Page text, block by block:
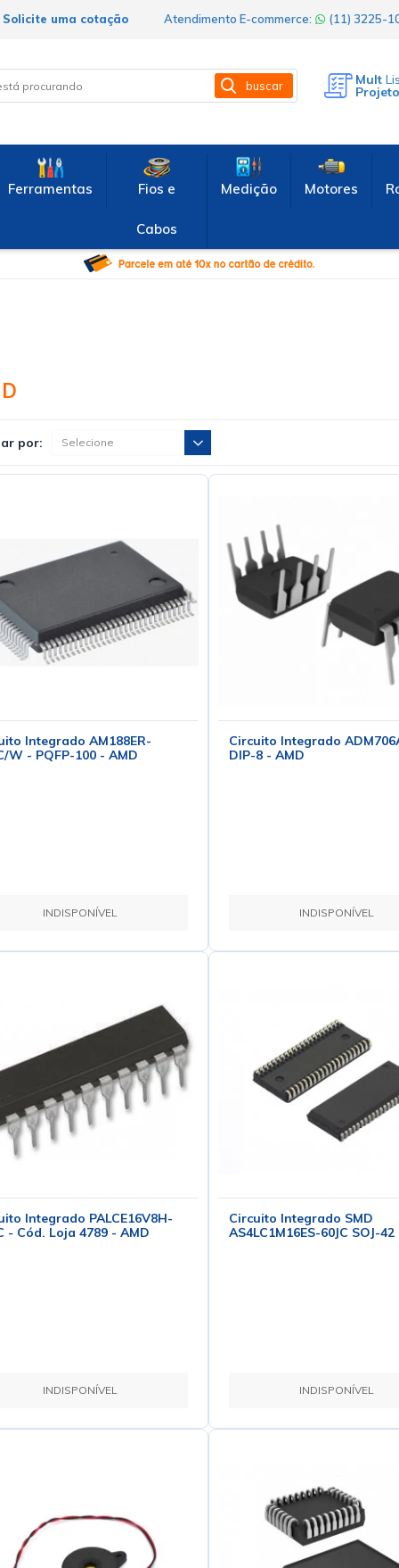
Atendimento E-commerce: (11) 3225-
Solicite uma cotação
buscar Mult
Ferramentas Fios e
Cabos
Medição Motores
por:
Integrado AM188ER-
W - PQFP-100 - AMD
INDISPONÍVEL
Circuito Integrado
DIP-8 - AMD
INDISPONÍVEL
Integrado PALCE16V8H-
- Cód. Loja 4789 - AMD
INDISPONÍVEL
Circuito Integrado SMD
AS4LC1M16ES-60JC SOJ-
INDISPONÍVEL